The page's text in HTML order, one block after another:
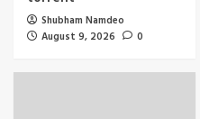
Shubham Namdeo
August 9, 2026
0